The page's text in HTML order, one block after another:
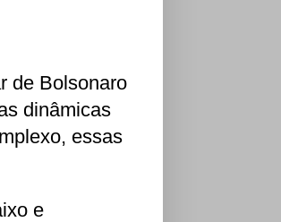
de Bolsonaro
dinâmicas
essas
e